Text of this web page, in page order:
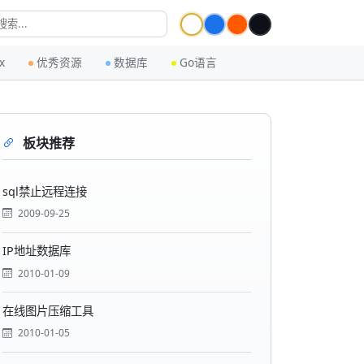
优秀资源 数据库 Go语言
板块推荐
sql禁止远程连接
2009-09-25
IP地址数据库
2010-01-09
在线图片压缩工具
2010-01-05